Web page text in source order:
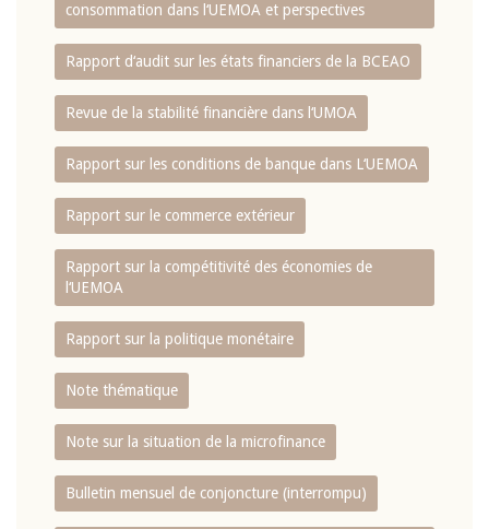
consommation dans l‘UEMOA et perspectives
Rapport d‘audit sur les états financiers de la BCEAO
Revue de la stabilité financière dans l‘UMOA
Rapport sur les conditions de banque dans L‘UEMOA
Rapport sur le commerce extérieur
Rapport sur la compétitivité des économies de
l‘UEMOA
Rapport sur la politique monétaire
Note thématique
Note sur la situation de la microfinance
Bulletin mensuel de conjoncture (interrompu)